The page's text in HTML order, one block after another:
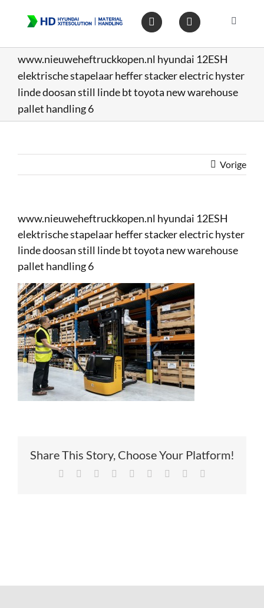
inhoud
Toggle
Op
www.nieuweheftruckkopen.nl hyundai 12ESH
elektrische stapelaar heffer stacker electric hyster
linde doosan still linde bt toyota new warehouse
pallet handling 6
Vorige
www.nieuweheftruckkopen.nl hyundai 12ESH
elektrische stapelaar heffer stacker electric hyster
linde doosan still linde bt toyota new warehouse
pallet handling 6
Share This Story, Choose Your Platform!
Facebook Reddit LinkedIn
TumblrPinterest Xing